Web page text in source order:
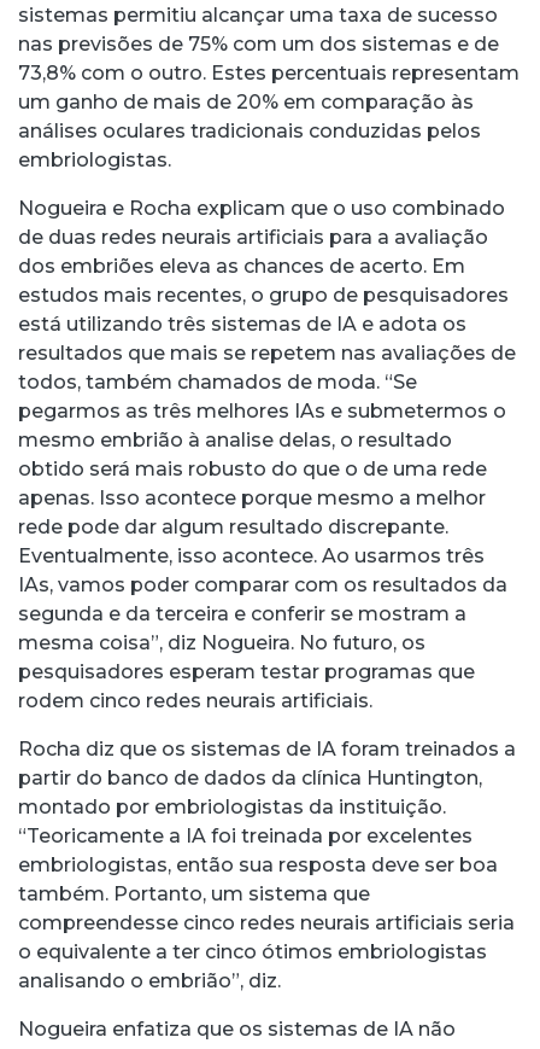
sistemas permitiu alcançar uma taxa de sucesso
nas previsões de 75% com um dos sistemas e de
73,8% com o outro. Estes percentuais representam
um ganho de mais de 20% em comparação às
análises oculares tradicionais conduzidas pelos
embriologistas.
Nogueira e Rocha explicam que o uso combinado
de duas redes neurais artificiais para a avaliação
dos embriões eleva as chances de acerto. Em
estudos mais recentes, o grupo de pesquisadores
está utilizando três sistemas de IA e adota os
resultados que mais se repetem nas avaliações de
todos, também chamados de moda. “Se
pegarmos as três melhores IAs e submetermos o
mesmo embrião à analise delas, o resultado
obtido será mais robusto do que o de uma rede
apenas. Isso acontece porque mesmo a melhor
rede pode dar algum resultado discrepante.
Eventualmente, isso acontece. Ao usarmos três
IAs, vamos poder comparar com os resultados da
segunda e da terceira e conferir se mostram a
mesma coisa”, diz Nogueira. No futuro, os
pesquisadores esperam testar programas que
rodem cinco redes neurais artificiais.
Rocha diz que os sistemas de IA foram treinados a
partir do banco de dados da clínica Huntington,
montado por embriologistas da instituição.
“Teoricamente a IA foi treinada por excelentes
embriologistas, então sua resposta deve ser boa
também. Portanto, um sistema que
compreendesse cinco redes neurais artificiais seria
o equivalente a ter cinco ótimos embriologistas
analisando o embrião”, diz.
Nogueira enfatiza que os sistemas de IA não